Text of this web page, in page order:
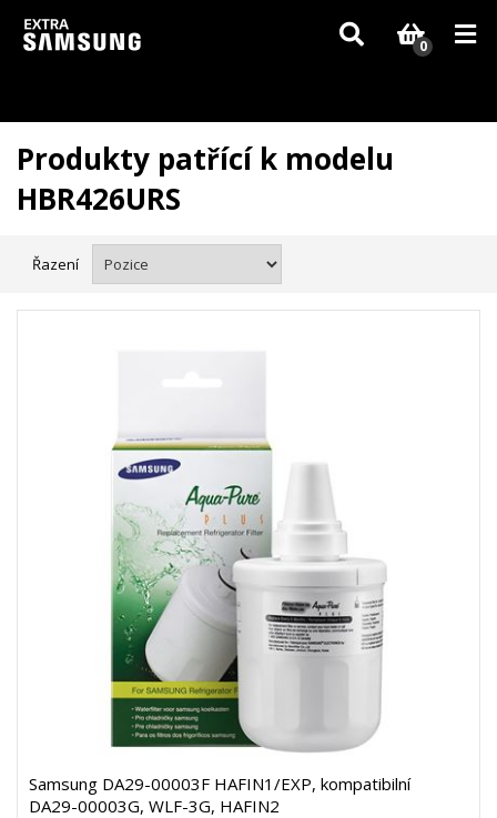
Vzhledem k aktuální situaci se může dodání dílů, které nejsou skladem,
zpozdit. Děkujeme za pochopení.
0
Produkty patřící k modelu
HBR426URS
Řazení
Samsung DA29-00003F HAFIN1/EXP, kompatibilní
DA29-00003G, WLF-3G, HAFIN2